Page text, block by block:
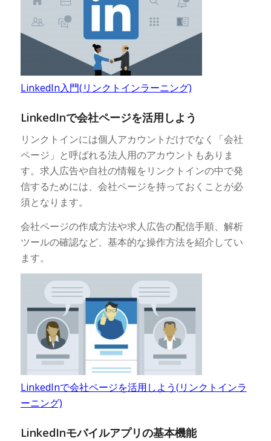
LinkedIn入門(リンクトインラーニング)
LinkedInで会社ページを活用しよう
リンクトインには個人アカウントだけでなく「会社
ページ」と呼ばれる法人用のアカウントもありま
す。求人広告や自社の情報をリンクトインの中で発
信するためには、会社ページを持っておくことが必
須となります。
会社ページの作成方法や求人広告の配信手順、解析
ツールの確認など、基本的な操作方法を紹介してい
ます。
LinkedInで会社ページを活用しよう(リンクトインラ
ーニング)
LinkedInモバイルアプリの基本機能